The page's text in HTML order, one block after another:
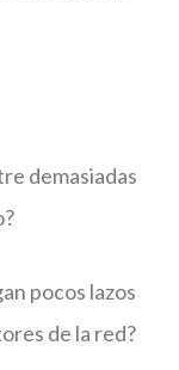
demasiadas
pocos lazos
de la red?